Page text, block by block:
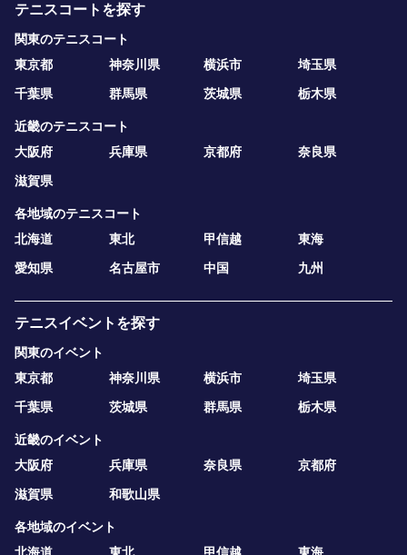
テニスコートを探す
関東のテニスコート
東京都
神奈川県 横浜市
埼玉県
千葉県
群馬県 茨城県 栃木県
近畿のテニスコート
大阪府
兵庫県 京都府
奈良県
滋賀県
各地域のテニスコート
北海道
東北 甲信越
東海
愛知県
名古屋市 中国 九州
テニスイベントを探す
関東のイベント
東京都
神奈川県 横浜市
埼玉県
千葉県
茨城県 群馬県 栃木県
近畿のイベント
大阪府
兵庫県 奈良県
京都府
滋賀県
和歌山県
各地域のイベント